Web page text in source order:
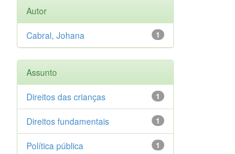
Autor
1
Cabral, Johana
Assunto
1
Direitos das crianças
1
Direitos fundamentais
1
Política pública